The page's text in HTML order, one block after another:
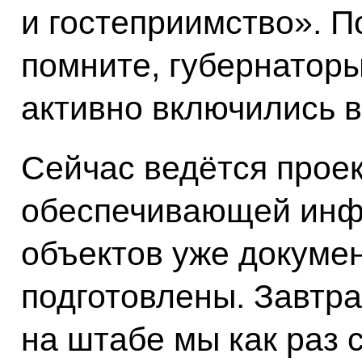
и гостеприимство».
помните,
активно включились
Сейчас ведётся
обеспечивающей
объектов уже
подготовлены.
на штабе мы как раз